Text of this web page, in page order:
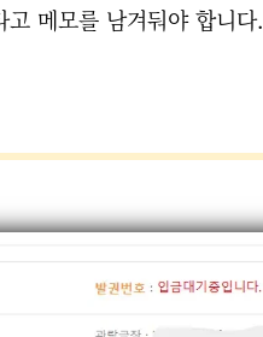
메모를 남겨둬야 합니다.